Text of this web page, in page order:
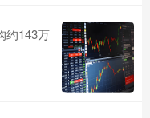
约143万